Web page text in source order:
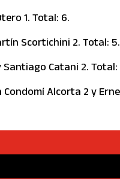
1. Total: 6.
Scortichini 2. Total: 5.
Catani 2. Total:
Alcorta 2 y